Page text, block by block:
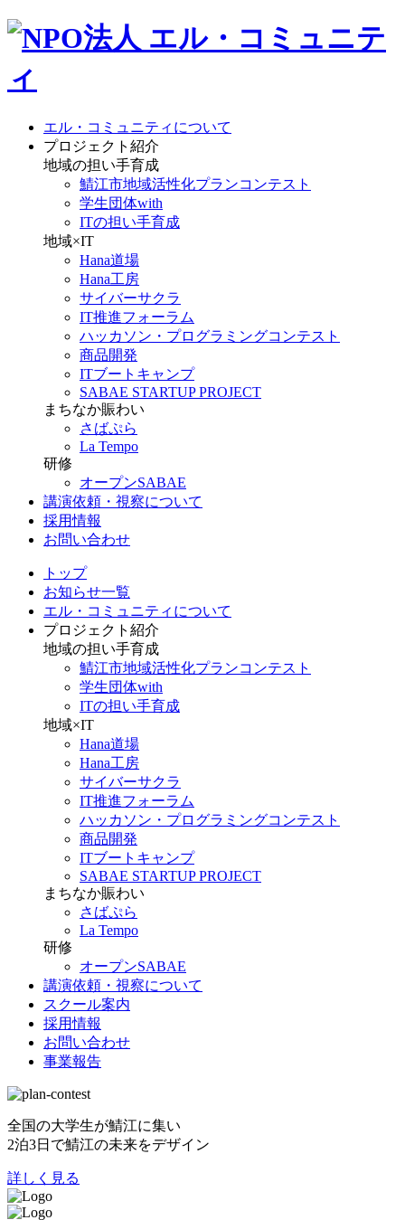
エル・コミュニティについて
プロジェクト紹介
地域の担い手育成
鯖江市地域活性化プランコンテスト
学生団体with
ITの担い手育成
地域×IT
Hana道場
Hana工房
サイバーサクラ
IT推進フォーラム
ハッカソン・プログラミングコンテスト
商品開発
ITブートキャンプ
SABAE STARTUP PROJECT
まちなか賑わい
さばぷら
La Tempo
研修
オープンSABAE
講演依頼・視察について
採用情報
お問い合わせ
トップ
お知らせ一覧
エル・コミュニティについて
プロジェクト紹介
地域の担い手育成
鯖江市地域活性化プランコンテスト
学生団体with
ITの担い手育成
地域×IT
Hana道場
Hana工房
サイバーサクラ
IT推進フォーラム
ハッカソン・プログラミングコンテスト
商品開発
ITブートキャンプ
SABAE STARTUP PROJECT
まちなか賑わい
さばぷら
La Tempo
研修
オープンSABAE
講演依頼・視察について
スクール案内
採用情報
お問い合わせ
事業報告
全国の大学生が鯖江に集い
2泊3日で鯖江の未来をデザイン
詳しく見る